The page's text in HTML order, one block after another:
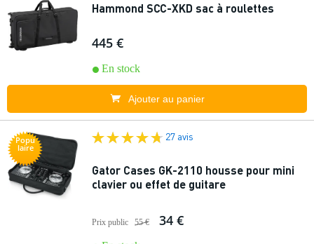
Hammond SCC-XKD sac à roulettes
445 €
En stock
Ajouter au panier
Popu
laire
27 avis
Gator Cases GK-2110 housse pour mini
clavier ou effet de guitare
Prix public 55 € 34 €